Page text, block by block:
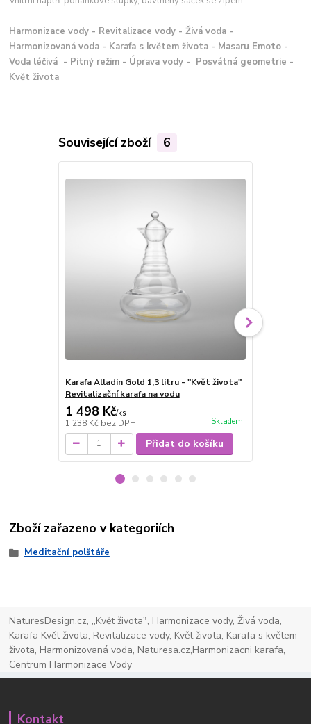
Harmonizace vody - Revitalizace vody - Živá voda -
Harmonizovaná voda - Karafa s květem života - Masaru Emoto -
Voda léčivá - Pitný režim - Úprava vody - Posvátná geometrie -
Květ života
Související zboží 6
Karafa Alladin Gold 1,3 litru - "Květ života"
Revitalizační karafa na vodu
1 498 Kč/ks
1 238 Kč bez DPH Skladem
Přidat do košíku
Zboží zařazeno v kategoriích
Meditační polštáře
NaturesDesign.cz, ,,Květ života", Harmonizace vody, Živá voda,
Karafa Květ života, Revitalizace vody, Květ života, Karafa s květem
života, Harmonizovaná voda, Naturesa.cz,Harmonizacni karafa,
Centrum Harmonizace Vody
Kontakt